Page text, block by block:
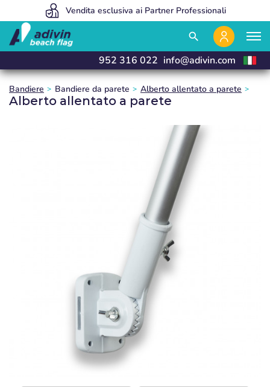
Fabbrichiamo e consegniamo in 24 ore
Vendita esclusiva ai Partner Professionali
Siamo così convenienti perché vendiamo esclusivamente online
search
952 316 022 info@adivin.com
Bandiere Bandiere da parete Alberto allentato a parete
Alberto allentato a parete